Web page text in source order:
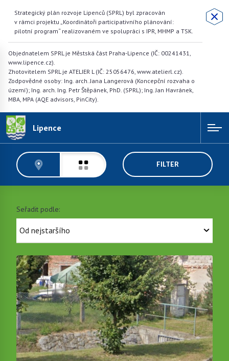
Strategický plán rozvoje Lipenců (SPRL) byl zpracován
v rámci projektu „Koordinátoři participativního plánování:
pilotní program“ realizovaném ve spolupráci s IPR, MHMP a TSK.
Objednatelem SPRL je Městská část Praha-Lipence (IČ: 00241431,
www.lipence.cz).
Zhotovitelem SPRL je ATELIER L (IČ: 25056476, www.atelierl.cz).
Zodpovědné osoby: Ing. arch. Jana Langerová (Koncepční rozvaha o
území); Ing. arch. Ing. Petr Štěpánek, PhD. (SPRL); Ing. Jan Havránek,
MBA, MPA (AQE advisors, PinCity).
Lipence
FILTER
Seřadit podle: